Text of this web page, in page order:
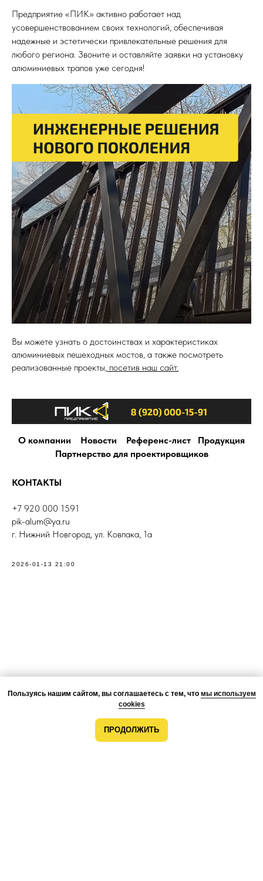
Предприятие «ПИК» активно работает над
усовершенствованием своих технологий, обеспечивая
надежные и эстетически привлекательные решения для
любого региона. Звоните и оставляйте заявки на установку
алюминиевых трапов уже сегодня!
Вы можете узнать о достоинствах и характеристиках
алюминиевых пешеходных мостов, а также посмотреть
реализованные проекты, посетив наш сайт.
О компании Новости Референс-лист
Продукция
Партнерство для проектировщиков
КОНТАКТЫ
+7 920 000 1591
pik-alum@ya.ru
г. Нижний Новгород, ул. Ковпака, 1а
2026-01-13 21:00
Пользуясь нашим сайтом, вы соглашаетесь с тем, что мы используем
cookies
ПРОДОЛЖИТЬ